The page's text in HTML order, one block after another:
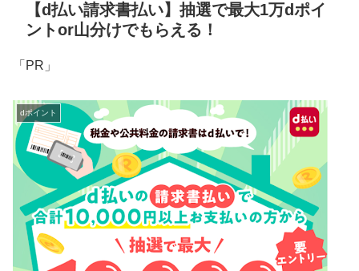
【d払い請求書払い】抽選で最大1万dポイ
ントor山分けでもらえる！
「PR」
dポイント